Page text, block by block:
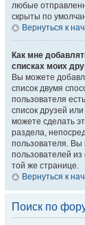
любые
скрыты по
Вернуться к
Как мне
списках моих
Вы можете
список двумя
пользователя
список друзей
можете сделать
раздела,
пользователя. Вы
пользователей из
той же странице.
Вернуться к
Поиск по